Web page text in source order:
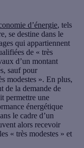
d’énergie, tels
, se destine dans le
qui appartiennent
de « très
d’un montant
sauf pour
modestes ». En plus,
de la demande de
permettre une
énergétique
le cadre d’un
alors recevoir
« très modestes » et